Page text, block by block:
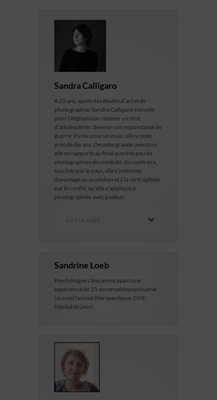
Sandra Calligaro
A 25 ans, après des études d’art et de
photographie, Sandra Calligaro s’envole
pour l’Afghanistan réaliser un rêve
d’adolescente : devenir correspondante de
guerre. Partie pour un mois, elle y reste
près de dix ans. De cette grande aventure,
elle ne rapporte au final que très peu de
photographies de combats. Au contraire,
touchée par le pays, elle s’intéresse
davantage au quotidien et à la vie fragilisée
par le conflit, qu’elle s’applique à
photographier avec pudeur.
Lire la suite
Sandrine Loeb
Psychologue clinicienne ayant une
expérience de 25 ans en pédopsychiatrie
(accueil familial thérapeutique, CMP,
hôpital de jour).